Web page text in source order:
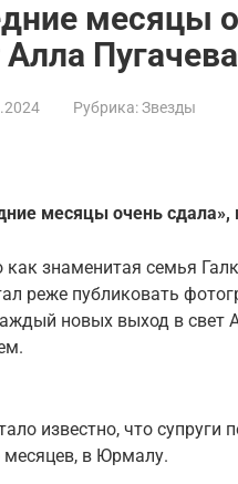
месяцы
Пугачева
Рубрика:Звезды
месяцы очень
как знаменитая семья
реже публиковать
новых выход в свет
известно, что супруги
месяцев, в Юрмалу.